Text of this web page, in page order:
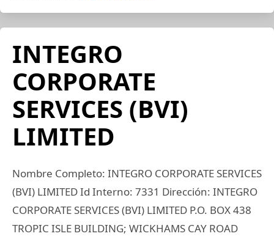
INTEGRO
CORPORATE
SERVICES (BVI)
LIMITED
Nombre Completo: INTEGRO CORPORATE SERVICES
(BVI) LIMITED Id Interno: 7331 Dirección: INTEGRO
CORPORATE SERVICES (BVI) LIMITED P.O. BOX 438
TROPIC ISLE BUILDING; WICKHAMS CAY ROAD